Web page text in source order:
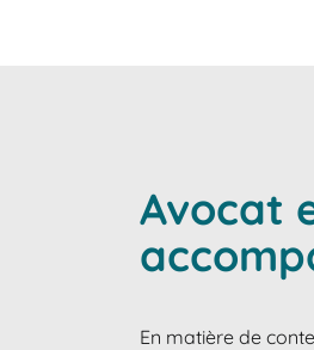
Avocat
En matière de